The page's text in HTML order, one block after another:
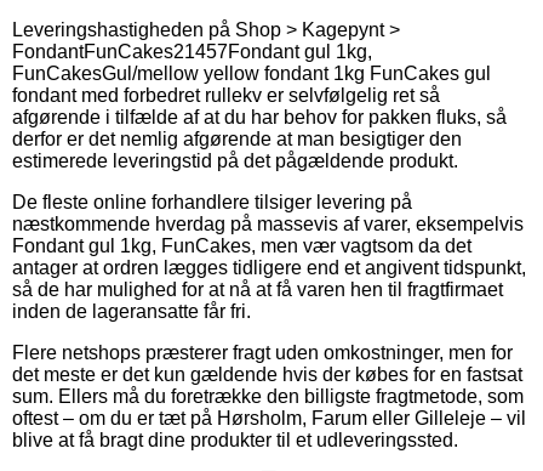
Leveringshastigheden på Shop > Kagepynt >
FondantFunCakes21457Fondant gul 1kg,
FunCakesGul/mellow yellow fondant 1kg FunCakes gul
fondant med forbedret rullekv er selvfølgelig ret så
afgørende i tilfælde af at du har behov for pakken fluks, så
derfor er det nemlig afgørende at man besigtiger den
estimerede leveringstid på det pågældende produkt.
De fleste online forhandlere tilsiger levering på
næstkommende hverdag på massevis af varer, eksempelvis
Fondant gul 1kg, FunCakes, men vær vagtsom da det
antager at ordren lægges tidligere end et angivent tidspunkt,
så de har mulighed for at nå at få varen hen til fragtfirmaet
inden de lageransatte får fri.
Flere netshops præsterer fragt uden omkostninger, men for
det meste er det kun gældende hvis der købes for en fastsat
sum. Ellers må du foretrække den billigste fragtmetode, som
oftest – om du er tæt på Hørsholm, Farum eller Gilleleje – vil
blive at få bragt dine produkter til et udleveringssted.